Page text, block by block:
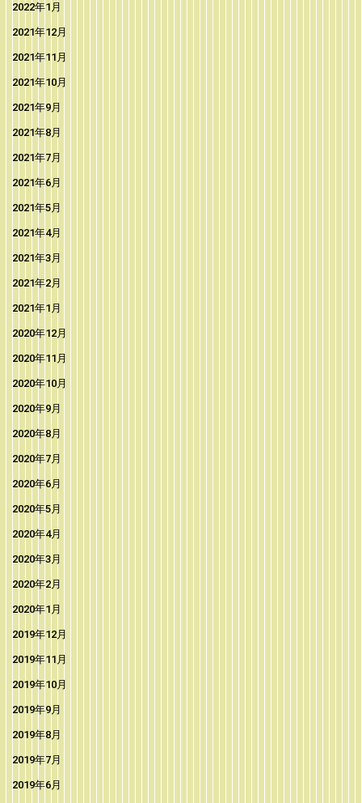
2022年1月
2021年12月
2021年11月
2021年10月
2021年9月
2021年8月
2021年7月
2021年6月
2021年5月
2021年4月
2021年3月
2021年2月
2021年1月
2020年12月
2020年11月
2020年10月
2020年9月
2020年8月
2020年7月
2020年6月
2020年5月
2020年4月
2020年3月
2020年2月
2020年1月
2019年12月
2019年11月
2019年10月
2019年9月
2019年8月
2019年7月
2019年6月